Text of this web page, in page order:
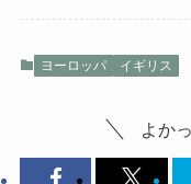
ヨーロッパ イギリス
よか